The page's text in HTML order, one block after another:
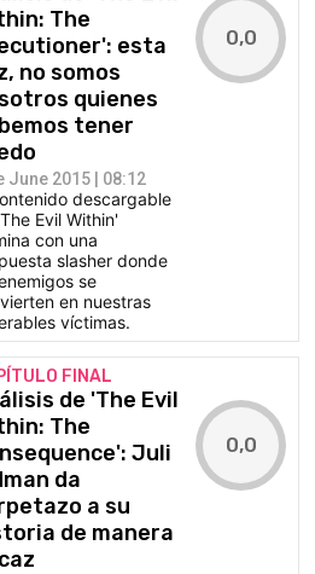
The
esta
no somos
quienes
tener
June 2015 | 08:12
descargable
Evil Within'
con una
slasher donde
se
en nuestras
víctimas.
0,0
FINAL
de 'The Evil
The
Juli
da
a su
de manera
0,0